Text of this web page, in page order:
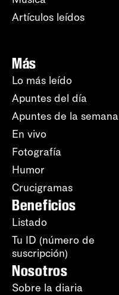
Artículos leídos
Más
Lo más leído
Apuntes del día
Apuntes de la semana
En vivo
Fotografía
Humor
Crucigramas
Beneficios
Listado
Tu ID (número de
suscripción)
Nosotros
Sobre la diaria